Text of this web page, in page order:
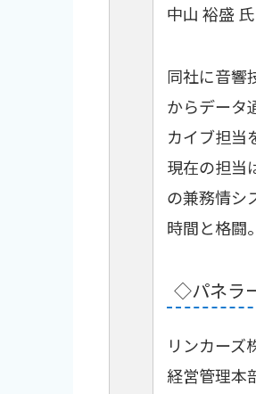
中山 裕盛 氏
同社に音響
からデータ
カイブ担当
現在の担当
の兼務情シ
時間と格闘
◇パネラ
リンカーズ
経営管理